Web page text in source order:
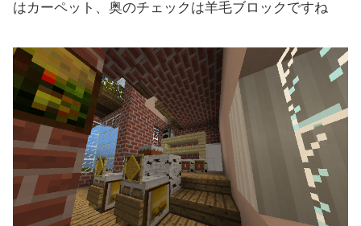
はカーペット、奥のチェックは羊毛ブロックですね